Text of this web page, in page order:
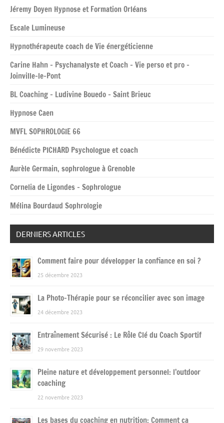
Jéremy Doyen Hypnose et Formation Orléans
Escale Lumineuse
Hypnothérapeute coach de Vie énergéticienne
Carine Hahn – Psychanalyste et Coach – Vie perso et pro –
Joinville-le-Pont
BL Coaching – Ludivine Bouedo – Saint Brieuc
Hypnose Caen
MVFL SOPHROLOGIE 66
Bénédicte PICHARD Psychologue et coach
Aurèle Germain, sophrologue à Grenoble
Cornelia de Ligondes – Sophrologue
Mélina Bourdaud Sophrologie
DERNIERS ARTICLES
Comment faire pour développer la confiance en soi ?
25 décembre 2023
La Photo-Thérapie pour se réconcilier avec son image
24 décembre 2023
Entraînement Sécurisé : Le Rôle Clé du Coach Sportif
29 novembre 2023
Pleine nature et développement personnel: l’outdoor
coaching
22 novembre 2023
Les bases du coaching en nutrition: Comment ça